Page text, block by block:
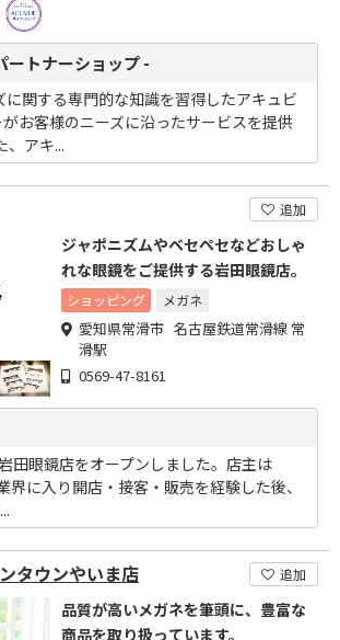
ートナーショップ -
に関する専門的な知識を習得したアキュビ
お客様のニーズに沿ったサービスを提供
、アキ...
追加
ジャポニズムやベセペセなどおしゃ
れな眼鏡をご提供する岩田眼鏡店。
ショッピング メガネ
愛知県常滑市 名古屋鉄道常滑線 常
滑駅
0569-47-8161
田眼鏡店をオープンしました。店主は
界に入り開店・接客・販売を経験した後、
タウンやいま店 追加
品質が高いメガネを筆頭に、豊富な
商品を取り扱っています。